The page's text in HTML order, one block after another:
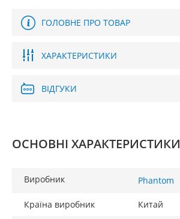
ГОЛОВНЕ ПРО ТОВАР
ХАРАКТЕРИСТИКИ
ВІДГУКИ
ОСНОВНІ ХАРАКТЕРИСТИКИ
Виробник Phantom
Країна виробник
Китай